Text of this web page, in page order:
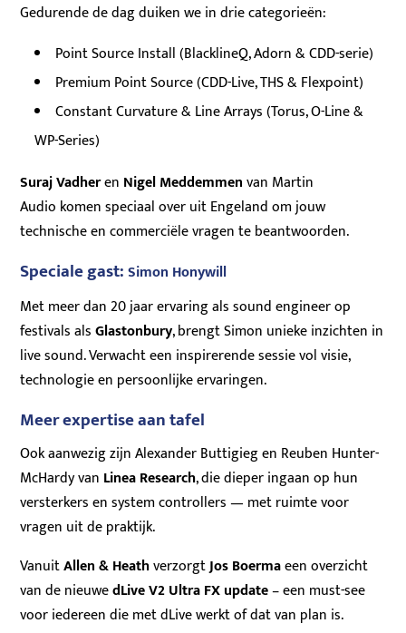
Gedurende de dag duiken we in drie categorieën:
Point Source Install (BlacklineQ, Adorn & CDD-serie)
Premium Point Source (CDD-Live, THS & Flexpoint)
Constant Curvature & Line Arrays (Torus, O-Line &
WP-Series)
Suraj Vadheren Nigel Meddemmenvan Martin
Audio komen speciaal over uit Engeland om jouw
technische en commerciële vragen te beantwoorden.
Speciale gast:Simon Honywill
Met meer dan 20 jaar ervaring als sound engineer op
festivals alsGlastonbury, brengt Simon unieke inzichten in
live sound. Verwacht een inspirerende sessie vol visie,
technologie en persoonlijke ervaringen.
Meer expertise aan tafel
Ook aanwezig zijn Alexander Buttigieg en Reuben Hunter-
McHardy van Linea Research, die dieper ingaan op hun
versterkers en system controllers — met ruimte voor
vragen uit de praktijk.
VanuitAllen & HeathverzorgtJosBoermaeen overzicht
van de nieuwedLive V2 Ultra FX update– een must-see
voor iedereen die met dLive werkt of dat van plan is.